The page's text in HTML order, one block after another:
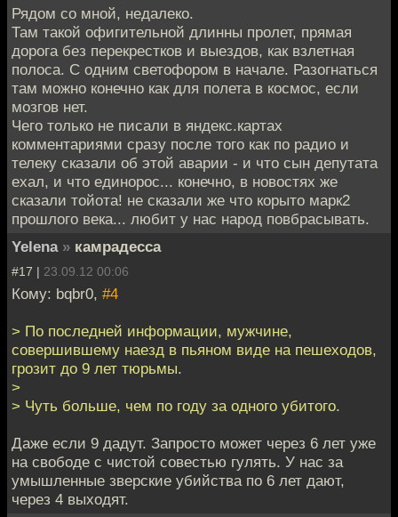
Рядом со мной, недалеко.
Там такой офигительной длинны пролет, прямая
дорога без перекрестков и выездов, как взлетная
полоса. С одним светофором в начале. Разогнаться
там можно конечно как для полета в космос, если
мозгов нет.
Чего только не писали в яндекс.картах
комментариями сразу после того как по радио и
телеку сказали об этой аварии - и что сын депутата
ехал, и что единорос... конечно, в новостях же
сказали тойота! не сказали же что корыто марк2
прошлого века... любит у нас народ повбрасывать.
Yelena » камрадесса
#17 | 23.09.12 00:06
Кому: bqbr0, #4
> По последней информации, мужчине,
совершившему наезд в пьяном виде на пешеходов,
грозит до 9 лет тюрьмы.
>
> Чуть больше, чем по году за одного убитого.
Даже если 9 дадут. Запросто может через 6 лет уже
на свободе с чистой совестью гулять. У нас за
умышленные зверские убийства по 6 лет дают,
через 4 выходят.